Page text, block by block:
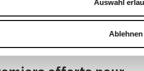
Auswahl
Ablehnen
moulins à vent?